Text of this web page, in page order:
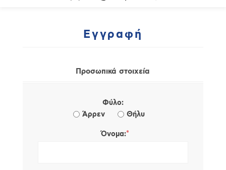
Εγγραφή
Προσωπικά στοιχεία
Φύλο:
Άρρεν
Θήλυ
Όνομα:*